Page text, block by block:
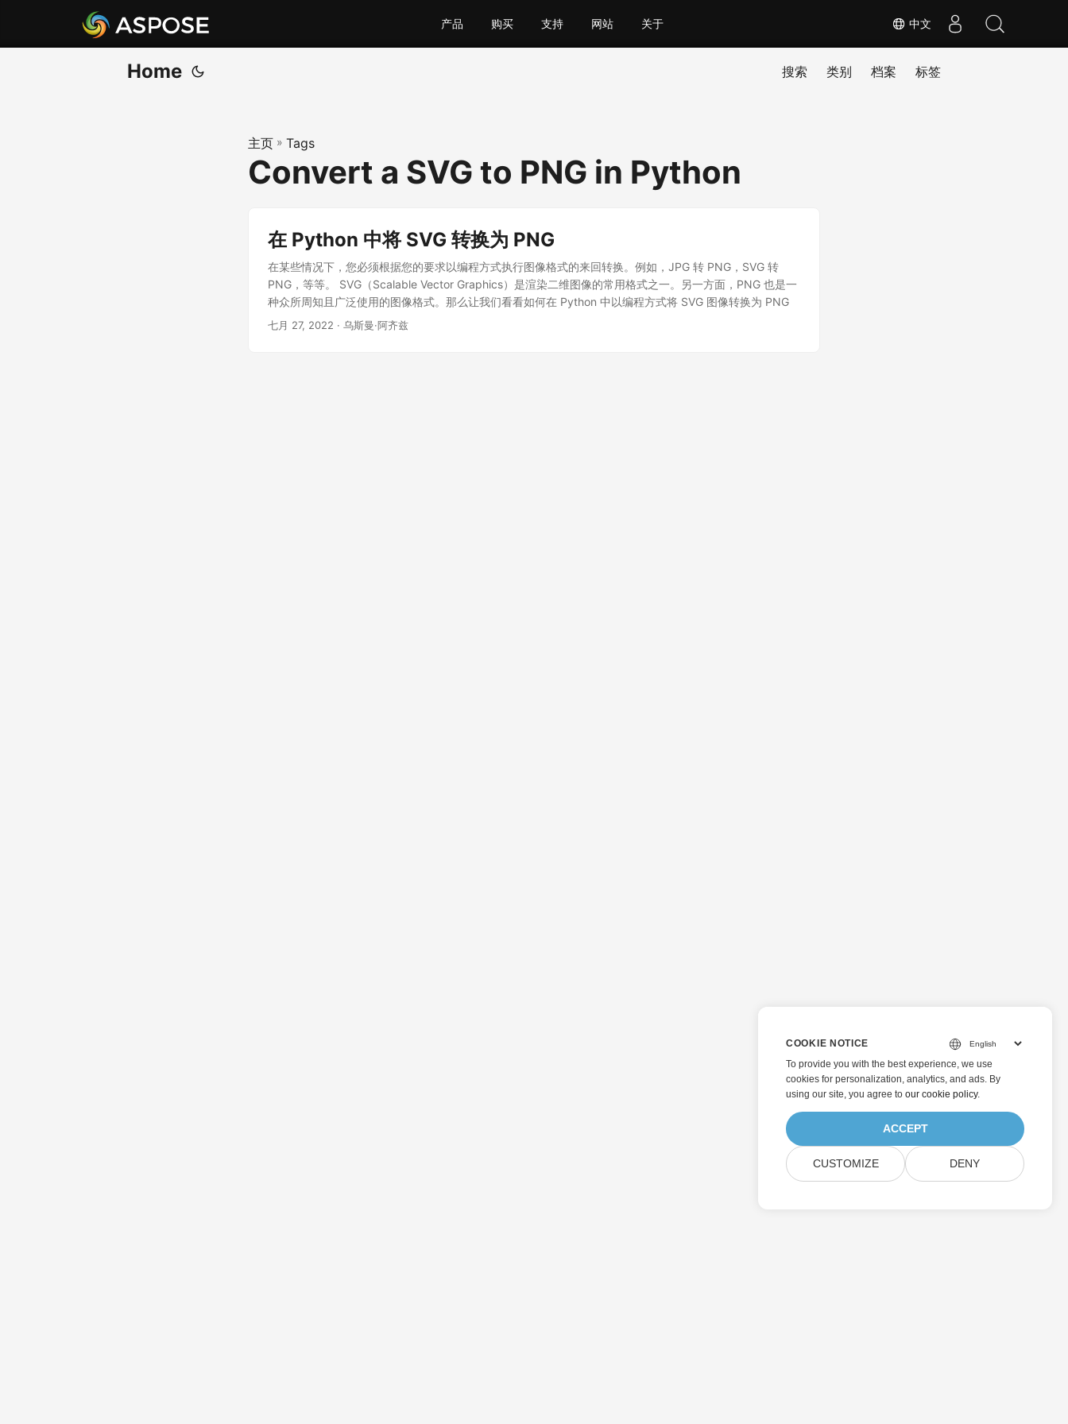
中文
产品 购买 支持 网站 关于
Home 搜索 类别 档案 标签
主页 » Tags
Convert a SVG to PNG in Python
在 Python 中将 SVG 转换为 PNG
在某些情况下，您必须根据您的要求以编程方式执行图像格式的来回转换。例如，JPG 转 PNG，SVG 转
PNG，等等。 SVG（Scalable Vector Graphics）是渲染二维图像的常用格式之一。另一方面，PNG 也是一
种众所周知且广泛使用的图像格式。那么让我们看看如何在 Python 中以编程方式将 SVG 图像转换为 PNG
七月 27, 2022 · 乌斯曼·阿齐兹
COOKIE NOTICE
To provide you with the best experience, we use
cookies for personalization, analytics, and ads. By
using our site, you agree to our cookie policy.
ACCEPT
CUSTOMIZE DENY